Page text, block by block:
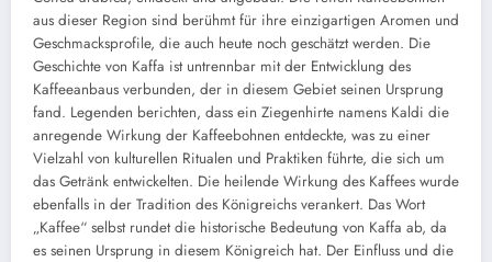
aus dieser Region sind berühmt für ihre einzigartigen Aromen und
Geschmacksprofile, die auch heute noch geschätzt werden. Die
Geschichte von Kaffa ist untrennbar mit der Entwicklung des
Kaffeeanbaus verbunden, der in diesem Gebiet seinen Ursprung
fand. Legenden berichten, dass ein Ziegenhirte namens Kaldi die
anregende Wirkung der Kaffeebohnen entdeckte, was zu einer
Vielzahl von kulturellen Ritualen und Praktiken führte, die sich um
das Getränk entwickelten. Die heilende Wirkung des Kaffees wurde
ebenfalls in der Tradition des Königreichs verankert. Das Wort
„Kaffee“ selbst rundet die historische Bedeutung von Kaffa ab, da
es seinen Ursprung in diesem Königreich hat. Der Einfluss und die